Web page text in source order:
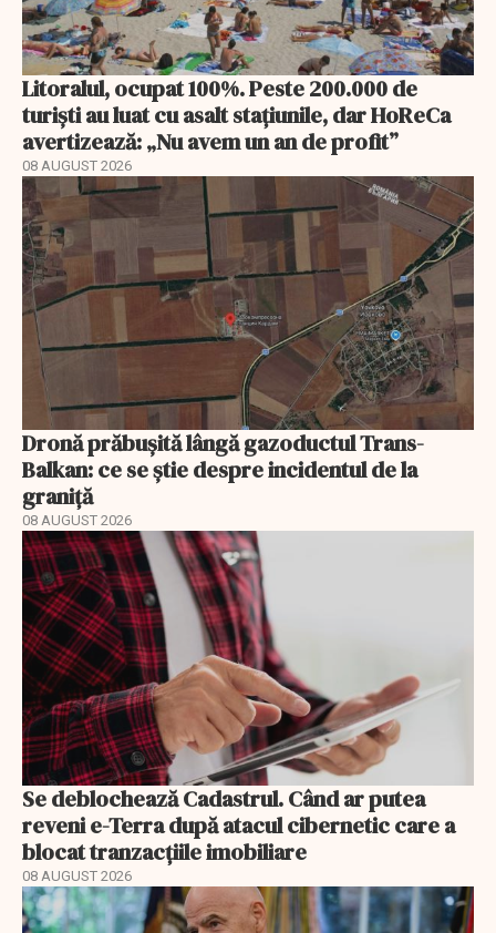
Litoralul, ocupat 100%. Peste 200.000 de
turiști au luat cu asalt stațiunile, dar HoReCa
avertizează: „Nu avem un an de profit”
08 AUGUST 2026
Dronă prăbușită lângă gazoductul Trans-
Balkan: ce se știe despre incidentul de la
graniță
08 AUGUST 2026
Se deblochează Cadastrul. Când ar putea
reveni e-Terra după atacul cibernetic care a
blocat tranzacțiile imobiliare
08 AUGUST 2026